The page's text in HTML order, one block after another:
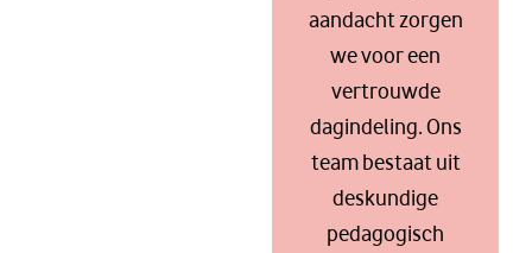
aandacht zorgen
we voor een
vertrouwde
dagindeling. Ons
team bestaat uit
deskundige
pedagogisch